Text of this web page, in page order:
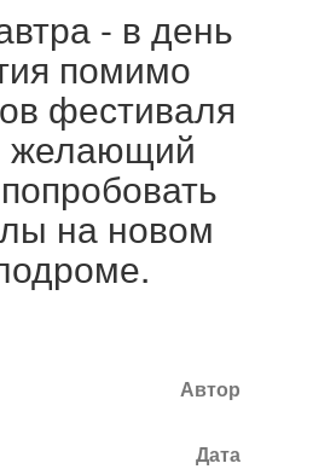
- в день
помимо
фестиваля
желающий
на новом
Автор
Дата